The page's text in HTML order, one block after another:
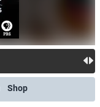
Shop